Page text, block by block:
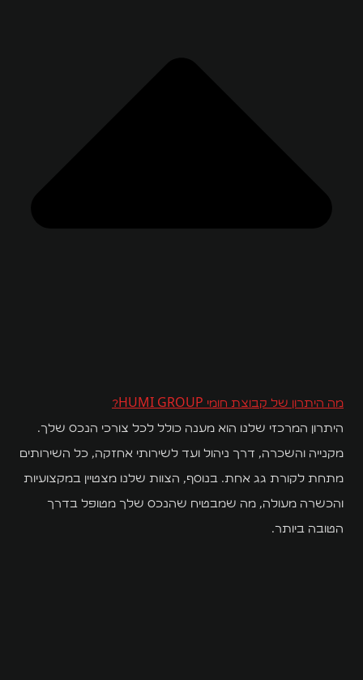
מה היתרון של קבוצת חומי HUMI GROUP?
היתרון המרכזי שלנו הוא מענה כולל לכל צורכי הנכס שלך.
מקנייה והשכרה, דרך ניהול ועד לשירותי אחזקה, כל השירותים
מתחת לקורת גג אחת. בנוסף, הצוות שלנו מצטיין במקצועיות
והכשרה מעולה, מה שמבטיח שהנכס שלך מטופל בדרך
הטובה ביותר.